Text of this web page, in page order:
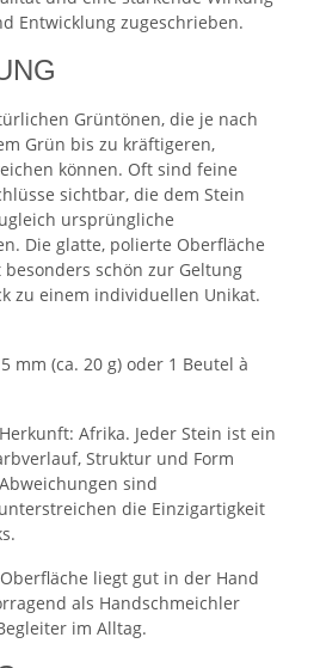
Entwicklung zugeschrieben.
Grüntönen, die je nach
Grün bis zu kräftigeren,
können. Oft sind feine
sichtbar, die dem Stein
ursprüngliche
Die glatte, polierte Oberfläche
schön zur Geltung
zu einem individuellen Unikat.
mm (ca. 20 g) oder 1 Beutel à
Afrika. Jeder Stein ist ein
Struktur und Form
sind
die Einzigartigkeit
liegt gut in der Hand
als Handschmeichler
im Alltag.